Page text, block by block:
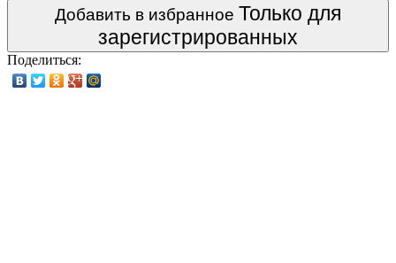
Добавить в избранное Только для
зарегистрированных
Поделиться: